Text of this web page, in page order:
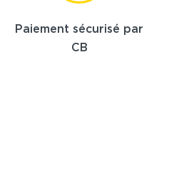
Paiement sécurisé par
CB